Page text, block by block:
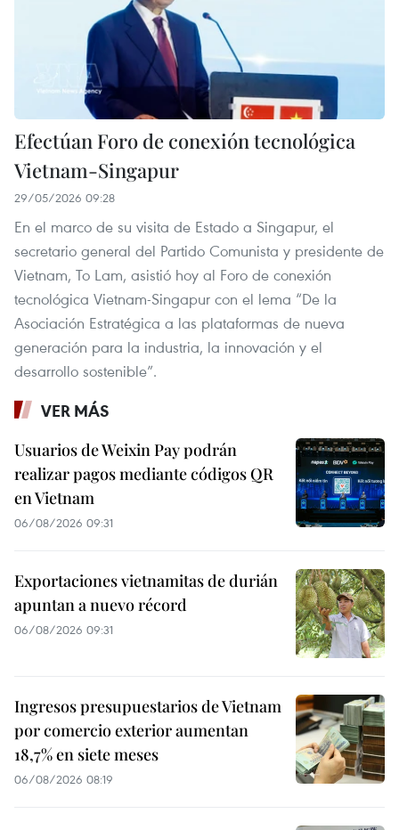
Efectúan Foro de conexión tecnológica
Vietnam-Singapur
29/05/2026 09:28
En el marco de su visita de Estado a Singapur, el
secretario general del Partido Comunista y presidente de
Vietnam, To Lam, asistió hoy al Foro de conexión
tecnológica Vietnam-Singapur con el lema “De la
Asociación Estratégica a las plataformas de nueva
generación para la industria, la innovación y el
desarrollo sostenible”.
VER MÁS
Usuarios de Weixin Pay podrán
realizar pagos mediante códigos QR
en Vietnam
06/08/2026 09:31
Exportaciones vietnamitas de durián
apuntan a nuevo récord
06/08/2026 09:31
Ingresos presupuestarios de Vietnam
por comercio exterior aumentan
18,7% en siete meses
06/08/2026 08:19